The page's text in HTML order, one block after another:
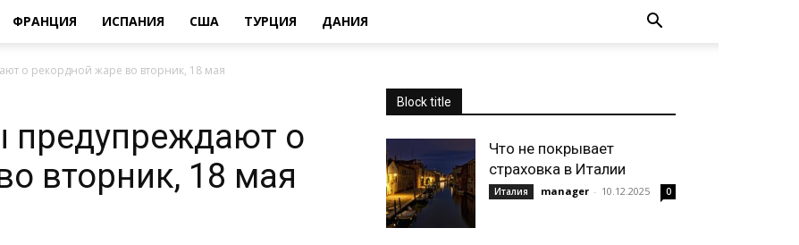
ФРАНЦИЯ ИСПАНИЯ США ТУРЦИЯ ДАНИЯ
о рекордной жаре во вторник, 18 мая
предупреждают о
вторник, 18 мая
Block title
Что не покрывает
страховка в Италии
Италия manager - 10.12.2025 0